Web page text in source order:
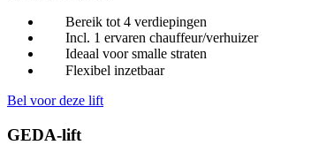
Bereik tot 4 verdiepingen
Incl. 1 ervaren chauffeur/verhuizer
Ideaal voor smalle straten
Flexibel inzetbaar
Bel voor deze lift
GEDA-lift